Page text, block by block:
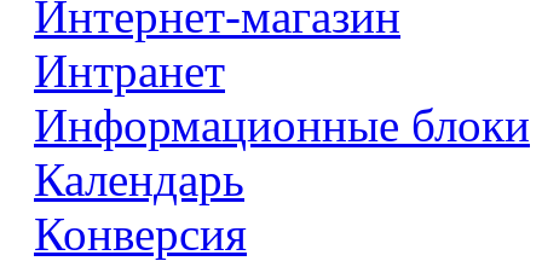
Интернет-магазин
Интранет
Информационные блоки
Календарь
Конверсия